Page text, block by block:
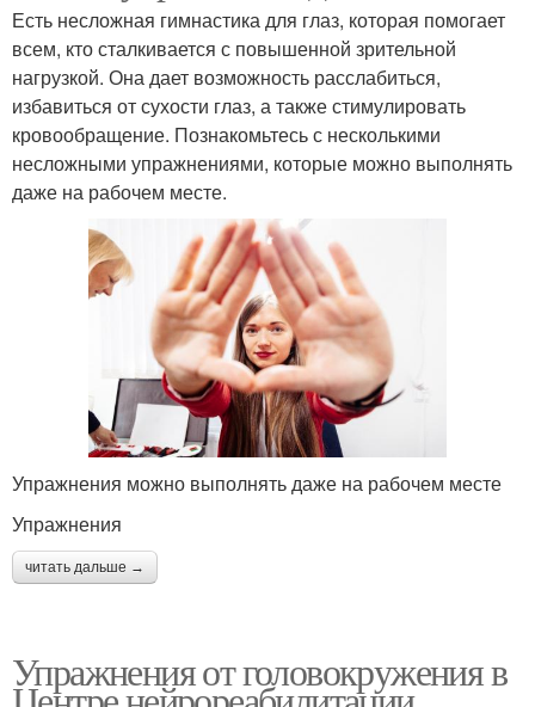
Есть несложная гимнастика для глаз, которая помогает
всем, кто сталкивается с повышенной зрительной
нагрузкой. Она дает возможность расслабиться,
избавиться от сухости глаз, а также стимулировать
кровообращение. Познакомьтесь с несколькими
несложными упражнениями, которые можно выполнять
даже на рабочем месте.
Упражнения можно выполнять даже на рабочем месте
Упражнения
читать дальше →
Упражнения от головокружения в